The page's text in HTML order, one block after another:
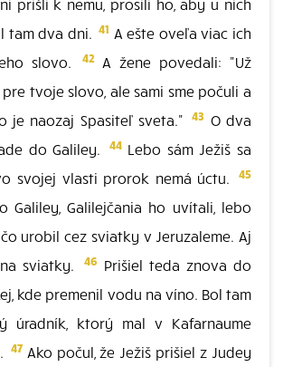
prišli k nemu, prosili ho, aby u nich
tam dva dni. 41 A ešte oveľa viac ich
slovo.
42A žene povedali: "Už
tvoje slovo, ale sami sme počuli a
je naozaj Spasiteľ sveta."
43 O dva
do Galiley.
44Lebo sám Ježiš sa
svojej vlasti prorok nemá úctu.
45
Galiley, Galilejčania ho uvítali, lebo
urobil cez sviatky v Jeruzaleme. Aj
sviatky.
46 Prišiel teda znova do
kde premenil vodu na víno. Bol tam
úradník, ktorý mal v Kafarnaume
47Ako počul, že Ježiš prišiel z Judey